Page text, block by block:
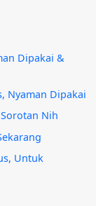
Dipakai &
Nyaman Dipakai
Nih
Untuk